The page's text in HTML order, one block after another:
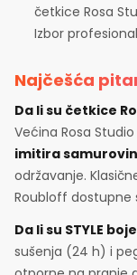
četkice Rosa
Izbor
Najčešća
Da li su četkice
Većina Rosa
imitira
održavanje.
Roubloff dostupne
Da li su STYLE
sušenja (24 h) i